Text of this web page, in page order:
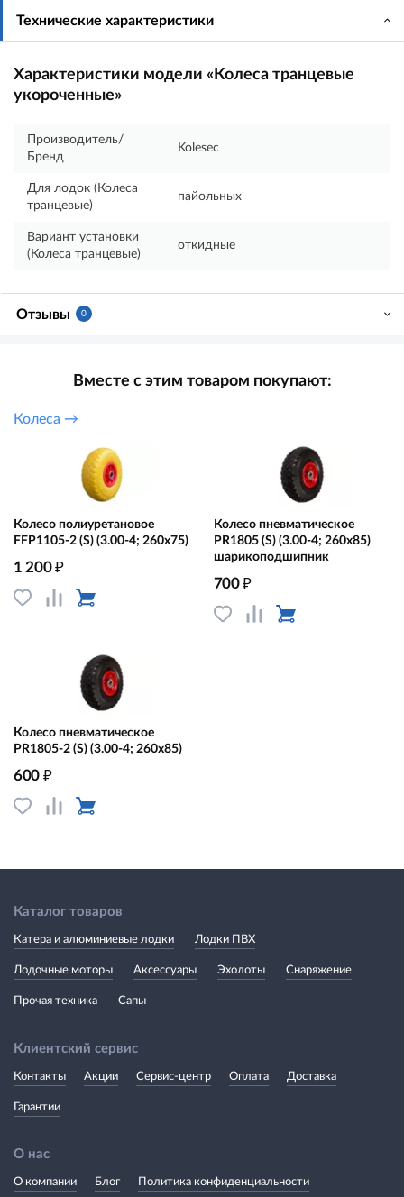
Технические характеристики
Характеристики модели «Колеса транцевые
укороченные»
Производитель/
Бренд
Kolesec
Для лодок (Колеса
транцевые)
пайольных
Вариант установки
(Колеса транцевые)
откидные
Отзывы 0
Вместе с этим товаром покупают:
Колеса →
Колесо полиуретановое
FFP1105-2 (S) (3.00-4; 260х75)
1 200₽
Колесо пневматическое
PR1805 (S) (3.00-4; 260х85)
шарикоподшипник
700₽
Колесо пневматическое
PR1805-2 (S) (3.00-4; 260х85)
600 ₽
Каталог товаров
Катера и алюминиевые лодки Лодки ПВХ
Лодочные моторы Аксессуары Эхолоты Снаряжение
Прочая техника Сапы
Клиентский сервис
Контакты Акции Сервис-центр Оплата Доставка
Гарантии
О нас
О компании Блог Политика конфиденциальности